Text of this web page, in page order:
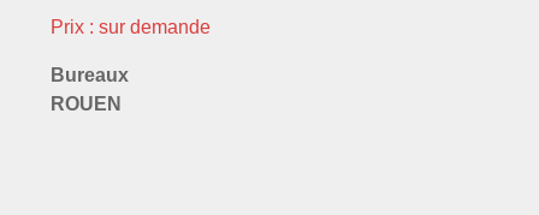
Prix : sur demande
Bureaux
ROUEN